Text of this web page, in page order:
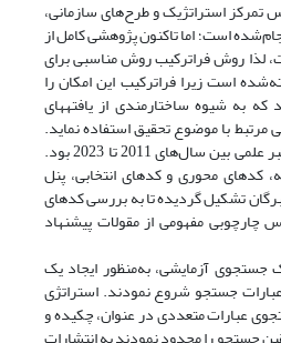
تمرکز استراتژیک و طرح‌های سازمانی،
است؛ اما تاکنون پژوهشی کامل از
لذا روش فراترکیب روش مناسبی برای
است زیرا فراترکیب این امکان را
به شیوه ساختارمندی از یافته­های
مرتبط با موضوع تحقیق استفاده نماید.
جامعه پژوهش، 54 مقاله معتبر علمی بین سال‌های 2011 تا 2023 بود.
کدهای محوری و کدهای انتخابی، پنل
تشکیل گردیده تا به بررسی کدهای
چارچوبی مفهومی از مقولات پیشنهاد
جستجوی آزمایشی، به‌منظور ایجاد یک
جستجو شروع نمودند. استراتژی
عبارات متعددی در عنوان، چکیده و